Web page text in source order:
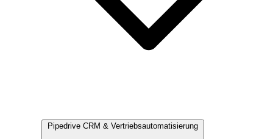
Pipedrive CRM & Vertriebsautomatisierung